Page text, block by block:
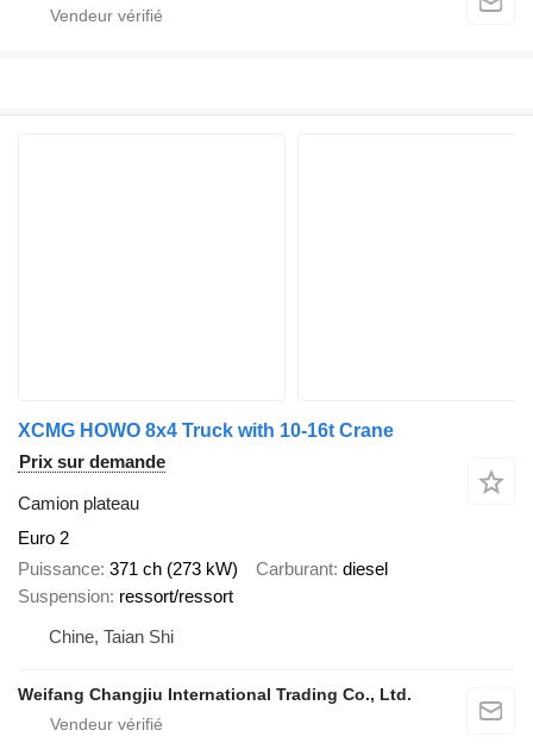
XCMG HOWO 8x4 Truck with 10-16t Crane
Prix sur demande
Camion plateau
Euro 2
Puissance 371 ch (273 kW) Carburant diesel
Suspension ressort/ressort
Chine, Taian Shi
Weifang Changjiu International Trading Co., Ltd.